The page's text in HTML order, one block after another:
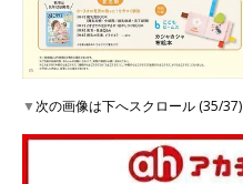
▼次の画像は下へスクロール (35/37)